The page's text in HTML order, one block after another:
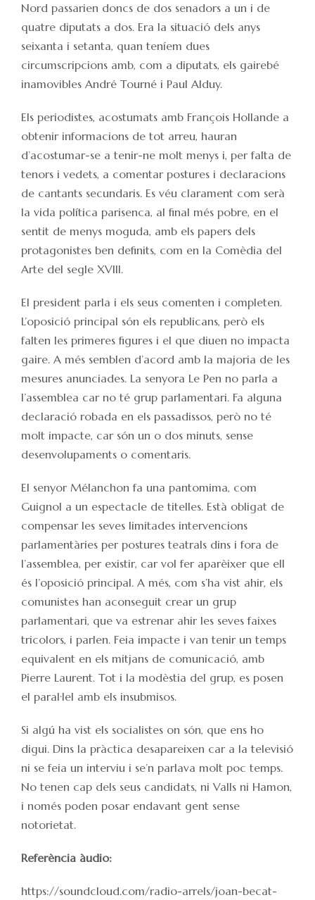
Nord passarien doncs de dos senadors a un i de
quatre diputats a dos. Era la situació dels anys
seixanta i setanta, quan teníem dues
circumscripcions amb, com a diputats, els gairebé
inamovibles André Tourné i Paul Alduy.
Els periodistes, acostumats amb François Hollande a
obtenir informacions de tot arreu, hauran
d’acostumar-se a tenir-ne molt menys i, per falta de
tenors i vedets, a comentar postures i declaracions
de cantants secundaris. Es véu clarament com serà
la vida política parisenca, al final més pobre, en el
sentit de menys moguda, amb els papers dels
protagonistes ben definits, com en la Comèdia del
Arte del segle XVIII.
El president parla i els seus comenten i completen.
L’oposició principal són els republicans, però els
falten les primeres figures i el que diuen no impacta
gaire. A més semblen d’acord amb la majoria de les
mesures anunciades. La senyora Le Pen no parla a
l’assemblea car no té grup parlamentari. Fa alguna
declaració robada en els passadissos, però no té
molt impacte, car són un o dos minuts, sense
desenvolupaments o comentaris.
El senyor Mélanchon fa una pantomima, com
Guignol a un espectacle de titelles. Està obligat de
compensar les seves limitades intervencions
parlamentàries per postures teatrals dins i fora de
l’assemblea, per existir, car vol fer aparèixer que ell
és l’oposició principal. A més, com s’ha vist ahir, els
comunistes han aconseguit crear un grup
parlamentari, que va estrenar ahir les seves faixes
tricolors, i parlen. Feia impacte i van tenir un temps
equivalent en els mitjans de comunicació, amb
Pierre Laurent. Tot i la modèstia del grup, es posen
el paral·lel amb els insubmisos.
Si algú ha vist els socialistes on són, que ens ho
digui. Dins la pràctica desapareixen car a la televisió
ni se feia un interviu i se’n parlava molt poc temps.
No tenen cap dels seus candidats, ni Valls ni Hamon,
i només poden posar endavant gent sense
notorietat.
Referència àudio:
https://soundcloud.com/radio-arrels/joan-becat-